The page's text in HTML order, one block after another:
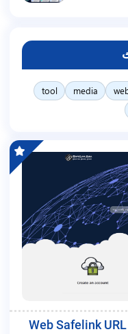
tool media
Web Safelink